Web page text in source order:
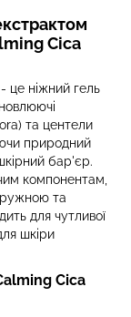
Cica
це ніжний гель
та центели
природний
бар'єр.
компонентам,
та
для чутливої
шкіри
Cica